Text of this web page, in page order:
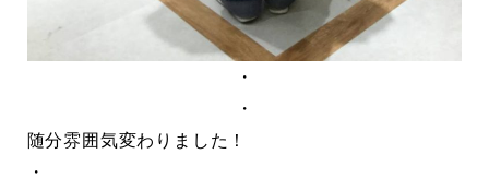
・
・
随分雰囲気変わりました！
・